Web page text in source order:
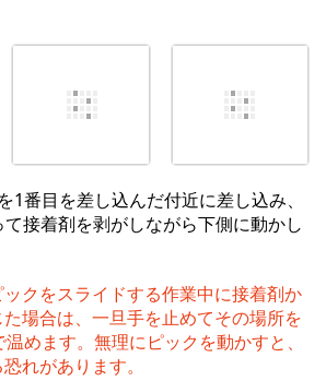
1番目を差し込んだ付近に差し込み、
接着剤を剥がしながら下側に動かし
クをスライドする作業中に接着剤か
場合は、一旦手を止めてその場所を
めます。無理にピックを動かすと、
れがあります。